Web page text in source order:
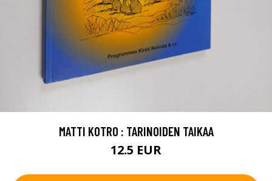
MATTI KOTRO : TARINOIDEN TAIKAA
12.5 EUR